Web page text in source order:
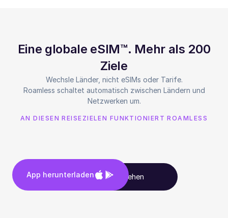
Eine globale eSIM™. Mehr als 200
Ziele
Wechsle Länder, nicht eSIMs oder Tarife.
Roamless schaltet automatisch zwischen Ländern und
Netzwerken um.
AN DIESEN REISEZIELEN FUNKTIONIERT ROAMLESS
Alle Ziele ansehen
App herunterladen